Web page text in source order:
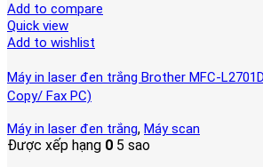
Add to compare
Quick view
Add to wishlist
Máy in laser đen trắng Brother MFC-
Copy/ Fax PC)
Máy in laser đen trắng, Máy scan
Được xếp hạng 0 5 sao